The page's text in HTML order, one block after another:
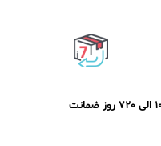
7 روز ضمانت